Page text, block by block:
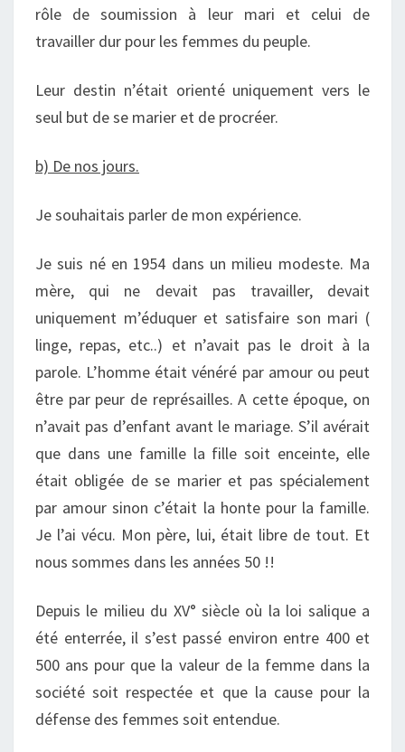
rôle de soumission à leur mari et celui de
travailler dur pour les femmes du peuple.
Leur destin n’était orienté uniquement vers le
seul but de se marier et de procréer.
b) De nos jours.
Je souhaitais parler de mon expérience.
Je suis né en 1954 dans un milieu modeste. Ma
mère, qui ne devait pas travailler, devait
uniquement m’éduquer et satisfaire son mari (
linge, repas, etc..) et n’avait pas le droit à la
parole. L’homme était vénéré par amour ou peut
être par peur de représailles. A cette époque, on
n’avait pas d’enfant avant le mariage. S’il avérait
que dans une famille la fille soit enceinte, elle
était obligée de se marier et pas spécialement
par amour sinon c’était la honte pour la famille.
Je l’ai vécu. Mon père, lui, était libre de tout. Et
nous sommes dans les années 50 !!
Depuis le milieu du XV° siècle où la loi salique a
été enterrée, il s’est passé environ entre 400 et
500 ans pour que la valeur de la femme dans la
société soit respectée et que la cause pour la
défense des femmes soit entendue.